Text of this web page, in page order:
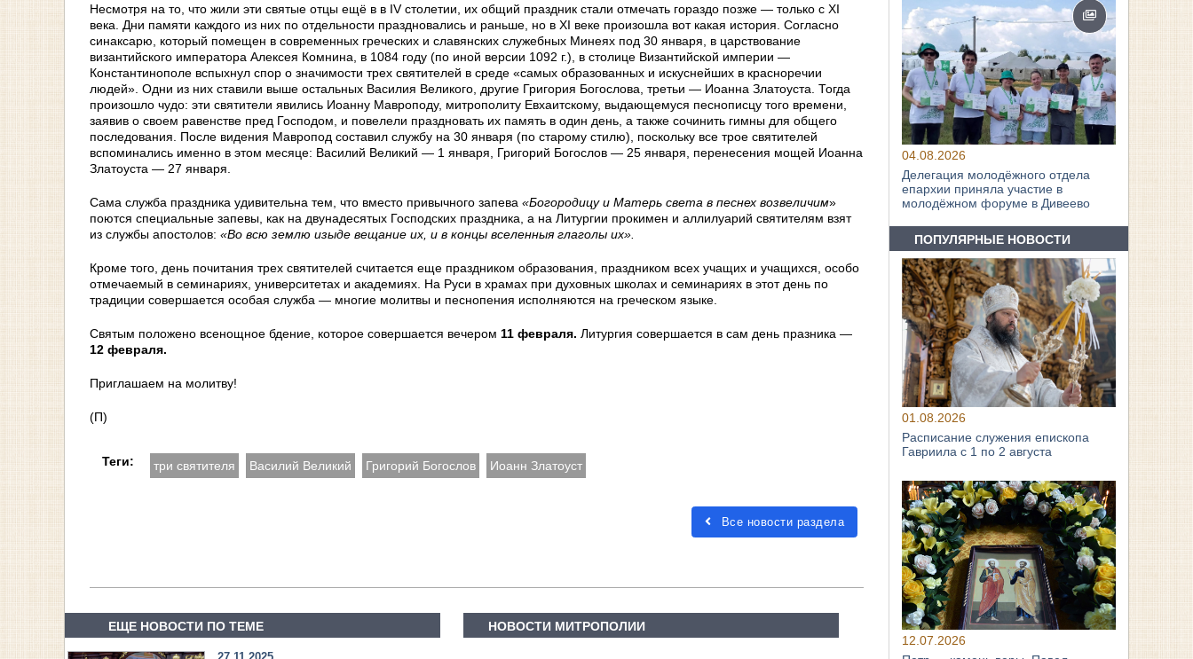
Несмотря на то, что жили эти святые отцы ещё в в IV столетии, их общий праздник стали отмечать гораздо позже — только с XI
века. Дни памяти каждого из них по отдельности праздновались и раньше, но в XI веке произошла вот какая история. Согласно
синаксарю, который помещен в cовременных греческих и славянских служебных Минеях под 30 января, в царствование
византийского императора Алексея Комнина, в 1084 году (по иной версии 1092 г.), в столице Византийской империи —
Константинополе вспыхнул спор о значимости трех святителей в среде «самых образованных и искуснейших в красноречии
людей». Одни из них ставили выше остальных Василия Великого, другие Григория Богослова, третьи — Иоанна Златоуста. Тогда
произошло чудо: эти святители явились Иоанну Мавроподу, митрополиту Евхаитскому, выдающемуся песнописцу того времени,
заявив о своем равенстве пред Господом, и повелели праздновать их память в один день, а также сочинить гимны для общего
последования. После видения Мавропод составил службу на 30 января (по старому стилю), поскольку все трое святителей
вспоминались именно в этом месяце: Василий Великий — 1 января, Григорий Богослов — 25 января, перенесения мощей Иоанна
Златоуста — 27 января.
Сама служба праздника удивительна тем, что вместо привычного запева «Богородицу и Матерь света в песнех возвеличим»
поются специальные запевы, как на двунадесятых Господских праздника, а на Литургии прокимен и аллилуарий святителям взят
из службы апостолов: «Во всю землю изыде вещание их, и в концы вселенныя глаголы их».
Кроме того, день почитания трех святителей считается еще праздником образования, праздником всех учащих и учащихся, особо
отмечаемый в семинариях, университетах и академиях. На Руси в храмах при духовных школах и семинариях в этот день по
традиции совершается особая служба — многие молитвы и песнопения исполняются на греческом языке.
Святым положено всенощное бдение, которое совершается вечером 11 февраля. Литургия совершается в сам день празника —
12 февраля.
Приглашаем на молитву!
(П)
Теги: три святителя Василий Великий Григорий Богослов Иоанн Златоуст
Все новости раздела
ЕЩЕ НОВОСТИ ПО ТЕМЕ НОВОСТИ МИТРОПОЛИИ
04.08.2026
Делегация молодёжного отдела
епархии приняла участие в
молодёжном форуме в Дивеево
ПОПУЛЯРНЫЕ НОВОСТИ
01.08.2026
Расписание служения епископа
Гавриила с 1 по 2 августа
12.07.2026